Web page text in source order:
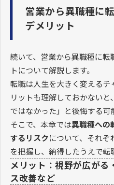
営業から異職種に
デメリット
続いて、営業から異職種に
トについて解説します。
転職は人生を大きく変えるチ
リットも理解しておかない
ではなかった」と後悔する可
そこで、本章では異職種への
するリスクについて、それぞ
を把握し、納得したうえで転
メリット：視野が広がる
ス改善など